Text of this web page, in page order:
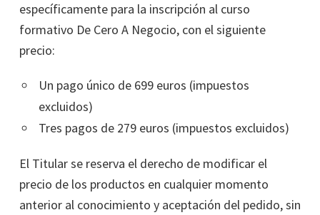
específicamente para la inscripción al curso
formativo De Cero A Negocio, con el siguiente
precio:
Un pago único de 699 euros (impuestos
excluidos)
Tres pagos de 279 euros (impuestos excluidos)
El Titular se reserva el derecho de modificar el
precio de los productos en cualquier momento
anterior al conocimiento y aceptación del pedido, sin